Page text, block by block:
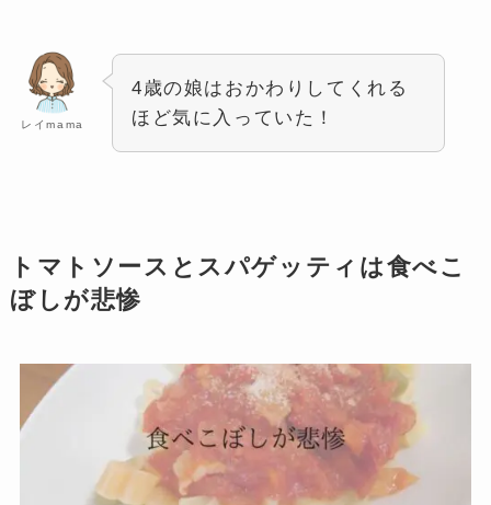
レイmama
4歳の娘はおかわりしてくれる
ほど気に入っていた！
トマトソースとスパゲッティは食べこ
ぼしが悲惨